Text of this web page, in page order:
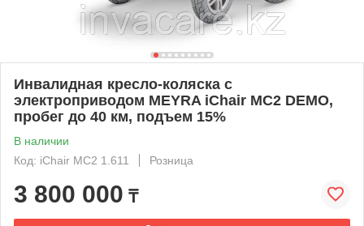
Инвалидная кресло-коляска с
электроприводом MEYRA iChair MC2 DEMO,
пробег до 40 км, подъем 15%
В наличии
Код: iChair MC2 1.611
Розница
3 800 000 ₸